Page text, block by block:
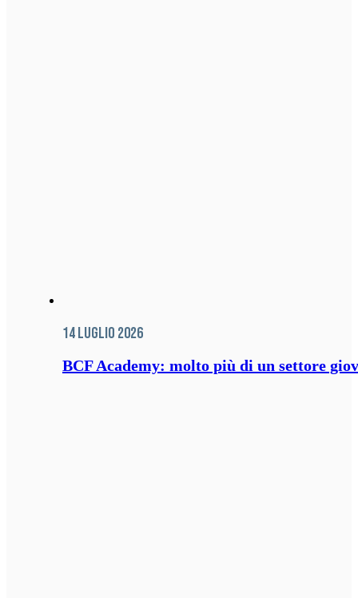
14 Luglio 2026
BCF Academy: molto più di un settore